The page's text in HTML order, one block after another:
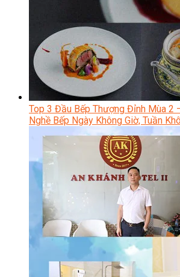
Top 3 Đầu Bếp Thượng Đỉnh Mùa 2
Nghề Bếp Ngày Không Giờ, Tuần